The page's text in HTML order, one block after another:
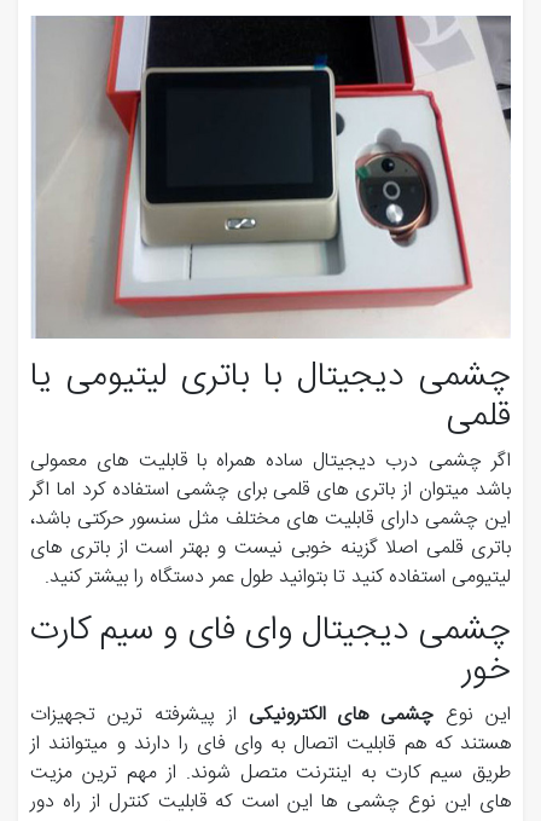
چشمی دیجیتال با باتری لیتیومی یا
قلمی
اگر چشمی درب دیجیتال ساده همراه با قابلیت های معمولی
باشد میتوان از باتری های قلمی برای چشمی استفاده کرد اما اگر
این چشمی دارای قابلیت های مختلف مثل سنسور حرکتی باشد،
باتری قلمی اصلا گزینه خوبی نیست و بهتر است از باتری های
لیتیومی استفاده کنید تا بتوانید طول عمر دستگاه را بیشتر کنید.
چشمی دیجیتال وای فای و سیم کارت
خور
این نوع چشمی های الکترونیکی از پیشرفته ترین تجهیزات
هستند که هم قابلیت اتصال به وای فای را دارند و میتوانند از
طریق سیم کارت به اینترنت متصل شوند. از مهم ترین مزیت
های این نوع چشمی ها این است که قابلیت کنترل از راه دور